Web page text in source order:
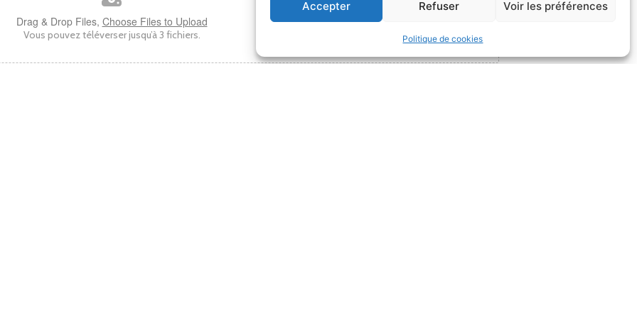
Accepter Refuser Voir les préférences
Politique de cookies
Drag & Drop Files, Choose Files to Upload
Vous pouvez téléverser jusqu’à 3 fichiers.